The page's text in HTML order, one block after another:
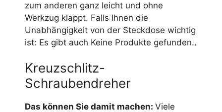
zum anderen ganz leicht und ohne
Werkzug klappt. Falls Ihnen die
Unabhängigkeit von der Steckdose wichtig
ist: Es gibt auch Keine Produkte gefunden..
Kreuzschlitz-
Schraubendreher
Das können Sie damit machen: Viele